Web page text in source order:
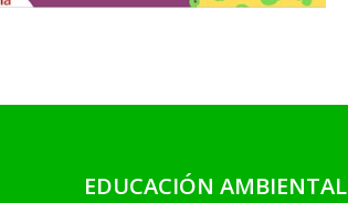
EDUCACIÓN AMBIENTAL